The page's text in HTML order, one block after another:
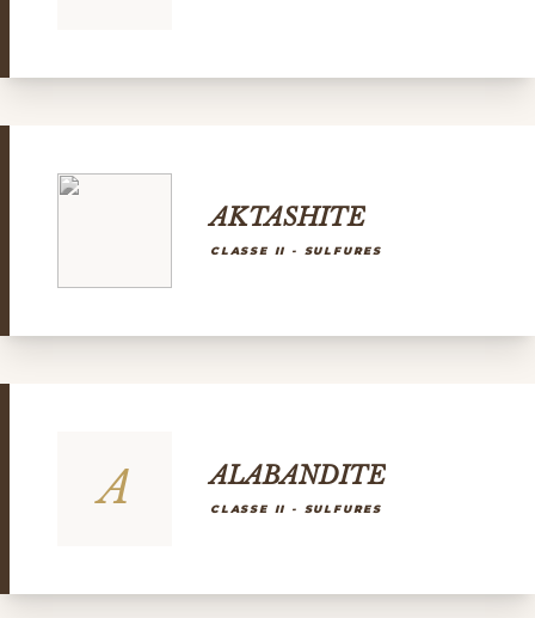
AKTASHITE
CLASSE II - SULFURES
A ALABANDITE
CLASSE II - SULFURES